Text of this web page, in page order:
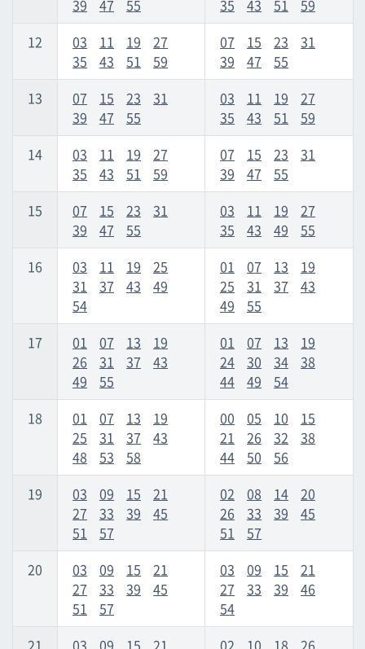
39
47 55
35
43 51
59
12
03 11 19
27
35
43 51 59
07 15 23
31
39
47
55
13
07 15 23
31
39
47 55
03 11 19
27
35
43 51
59
14
03 11 19
27
35
43 51 59
07 15 23
31
39
47
55
15
07 15 23
31
39
47 55
03 11 19
27
35
43 49
55
16
03 11 19
25
31
37 43
49
54
01 07 13
19
25
31 37
43
49
55
17
01 07 13
19
26
31 37
43
49
55
01 07 13
19
24
30 34
38
44
49
54
18
01 07 13
19
25
31 37
43
48
53 58
00 05 10
15
21
26 32
38
44
50
56
19
03 09 15
21
27
33 39
45
51
57
02 08 14
20
26
33 39
45
51
57
20
03 09 15
21
27
33 39
45
51
57
03 09 15
21
27
33 39
46
54
21
03 09 15 21 02 10 18 26